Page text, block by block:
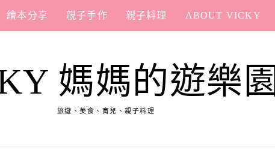
繪本分享 親子手作 親子料理 ABOUT VICKY
媽媽的遊樂園
旅遊、美食、育兒、親子料理